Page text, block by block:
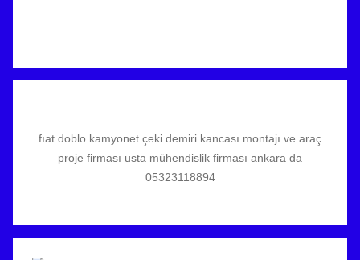
fıat doblo kamyonet çeki demiri kancası montajı ve araç
proje firması usta mühendislik firması ankara da
05323118894